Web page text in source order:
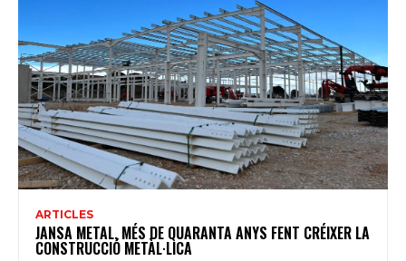
ARTICLES
JANSA METAL, MÉS DE QUARANTA ANYS FENT CRÉIXER LA
CONSTRUCCIÓ METÀL·LICA